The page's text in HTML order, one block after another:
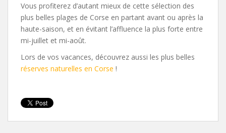
Vous profiterez d’autant mieux de cette sélection des
plus belles plages de Corse en partant avant ou après la
haute-saison, et en évitant l’affluence la plus forte entre
mi-juillet et mi-août.
Lors de vos vacances, découvrez aussi les plus belles
réserves naturelles en Corse !